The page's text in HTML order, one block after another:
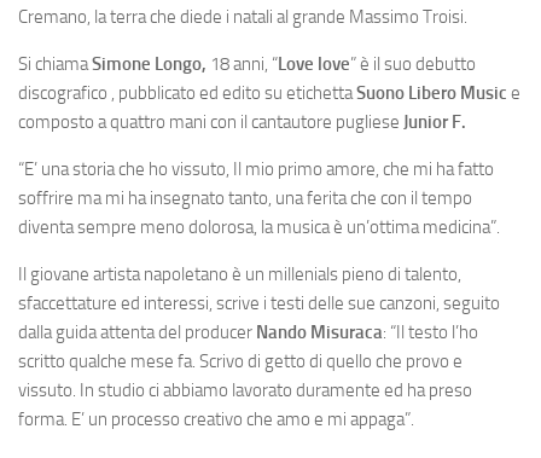
Cremano, la terra che diede i natali al grande Massimo Troisi.
Si chiamaSimone Longo, 18 anni, “Love love” è il suo debutto
discografico , pubblicato ed edito su etichettaSuono Libero Music e
composto a quattro mani con il cantautore pugliese Junior F.
“E’ una storia che ho vissuto, Il mio primo amore, che mi ha fatto
soffrire ma mi ha insegnato tanto, una ferita che con il tempo
diventa sempre meno dolorosa, la musica è un’ottima medicina”.
Il giovane artista napoletano è un millenials pieno di talento,
sfaccettature ed interessi, scrive i testi delle sue canzoni, seguito
dalla guida attenta del producer Nando Misuraca: “Il testo l’ho
scritto qualche mese fa. Scrivo di getto di quello che provo e
vissuto. In studio ci abbiamo lavorato duramente ed ha preso
forma. E’ un processo creativo che amo e mi appaga”.